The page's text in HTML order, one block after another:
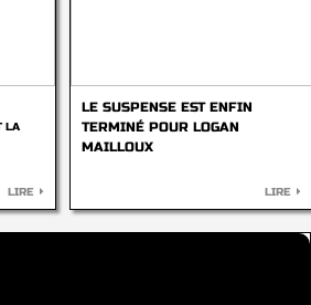
LA
LIRE
LE SUSPENSE EST ENFIN
TERMINÉ POUR LOGAN
MAILLOUX
LIRE